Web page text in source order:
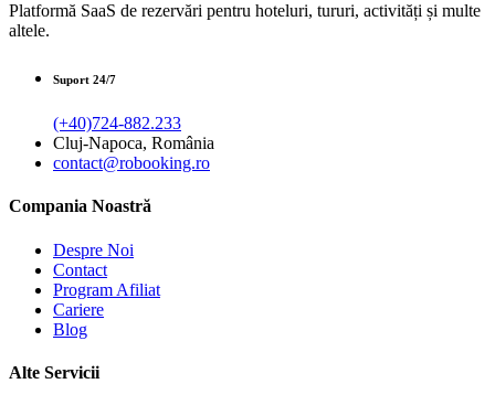
Platformă SaaS de rezervări pentru hoteluri, tururi, activități și multe
altele.
Suport 24/7
(+40)724-882.233
Cluj-Napoca, România
contact@robooking.ro
Compania Noastră
Despre Noi
Contact
Program Afiliat
Cariere
Blog
Alte Servicii